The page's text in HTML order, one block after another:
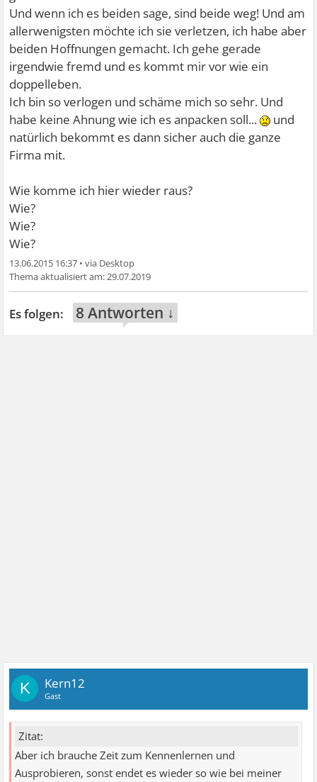
Und wenn ich es beiden sage, sind beide weg! Und am
allerwenigsten möchte ich sie verletzen, ich habe aber
beiden Hoffnungen gemacht. Ich gehe gerade
irgendwie fremd und es kommt mir vor wie ein
doppelleben.
Ich bin so verlogen und schäme mich so sehr. Und
habe keine Ahnung wie ich es anpacken soll...
und
natürlich bekommt es dann sicher auch die ganze
Firma mit.
Wie komme ich hier wieder raus?
Wie?
Wie?
Wie?
13.06.2015 16:37 •
29.07.2019
8 Antworten ↓
K Kern12
Gast
Zitat:
Aber ich brauche Zeit zum Kennenlernen und
Ausprobieren, sonst endet es wieder so wie bei meiner